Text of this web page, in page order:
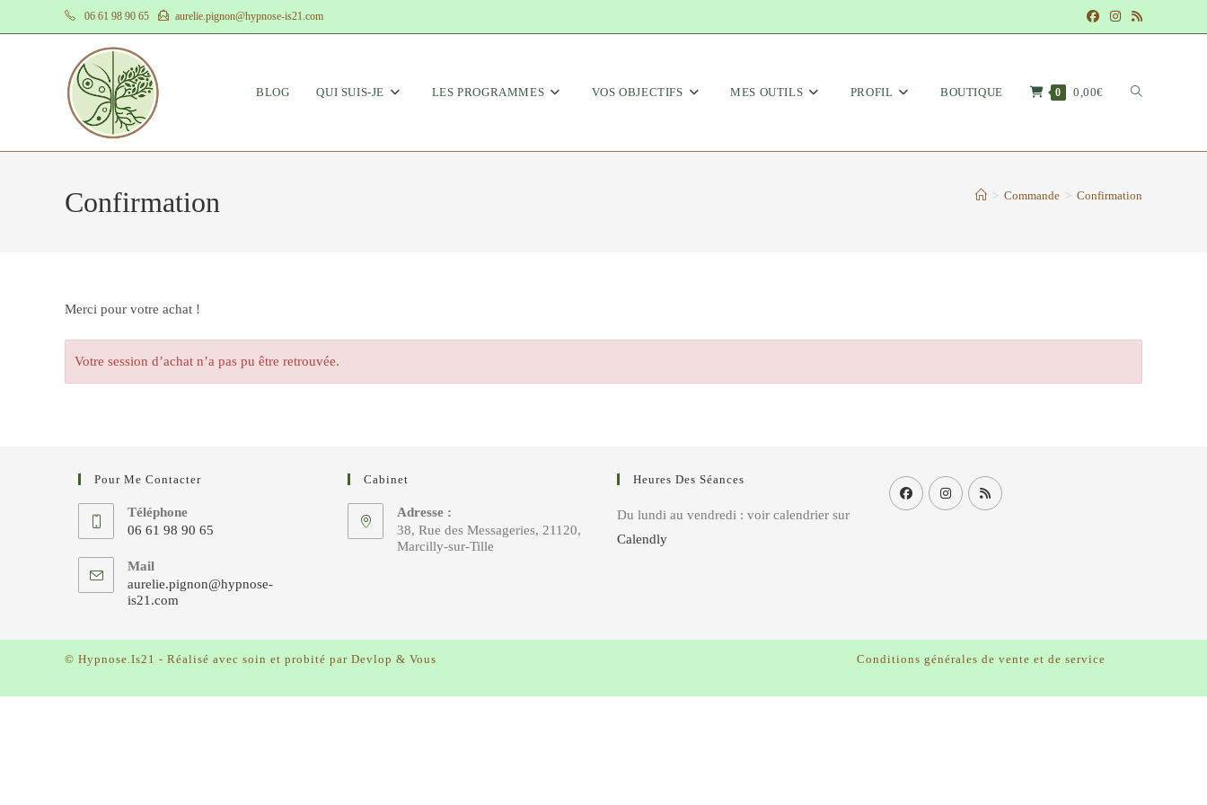
to
06 61 98 90 65 aurelie.pignon@hypnose-is21.com
BLOG QUI SUIS-JE LES PROGRAMMES VOS OBJECTIFS MES OUTILS PROFIL BOUTIQUE 0 0,00€ TOGGLE
Confirmation > Commande > Confirmation
Merci pour votre achat !
Votre session d’achat n’a pas pu être retrouvée.
Pour Me Contacter
Téléphone
06 61 98 90 65
dans
votre
Mail
aurelie.pignon@hypnose-
is21.com
Cabinet
Adresse :
38, Rue des Messageries, 21120,
Marcilly-sur-Tille
Heures Des Séances
Du lundi au vendredi : voir calendrier sur
Calendly
© Hypnose.Is21 - Réalisé avec soin et probité par Devlop & Vous Conditions générales de vente et de service